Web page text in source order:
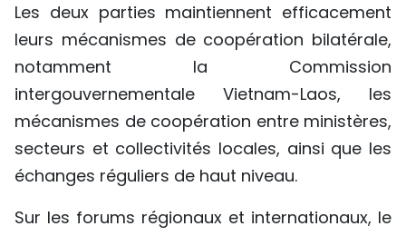
Les deux parties maintiennent efficacement
leurs mécanismes de coopération bilatérale,
notamment la Commission
intergouvernementale Vietnam-Laos, les
mécanismes de coopération entre ministères,
secteurs et collectivités locales, ainsi que les
échanges réguliers de haut niveau.
Sur les forums régionaux et internationaux, le